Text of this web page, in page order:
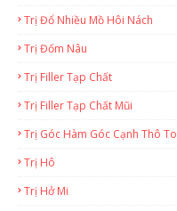
Trị Đổ Nhiều Mồ Hôi Nách
Trị Đốm Nâu
Trị Filler Tạp Chất
Trị Filler Tạp Chất Mũi
Trị Góc Hàm Góc Cạnh Thô To
Trị Hô
Trị Hở Mi